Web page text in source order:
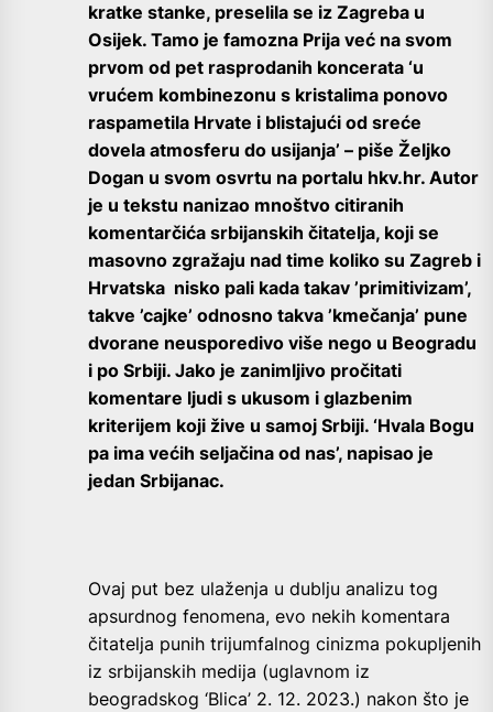
kratke stanke, preselila se iz Zagreba u
Osijek. Tamo je famozna Prija već na svom
prvom od pet rasprodanih koncerata ‘u
vrućem kombinezonu s kristalima ponovo
raspametila Hrvate i blistajući od sreće
dovela atmosferu do usijanja’ – piše Željko
Dogan u svom osvrtu na portalu hkv.hr. Autor
je u tekstu nanizao mnoštvo citiranih
komentarčića srbijanskih čitatelja, koji se
masovno zgražaju nad time koliko su Zagreb i
Hrvatska nisko pali kada takav ’primitivizam’,
takve ’cajke’ odnosno takva ’kmečanja’ pune
dvorane neusporedivo više nego u Beogradu
i po Srbiji. Jako je zanimljivo pročitati
komentare ljudi s ukusom i glazbenim
kriterijem koji žive u samoj Srbiji. ‘Hvala Bogu
pa ima većih seljačina od nas’, napisao je
jedan Srbijanac.
Ovaj put bez ulaženja u dublju analizu tog
apsurdnog fenomena, evo nekih komentara
čitatelja punih trijumfalnog cinizma pokupljenih
iz srbijanskih medija (uglavnom iz
beogradskog ‘Blica’ 2. 12. 2023.) nakon što je